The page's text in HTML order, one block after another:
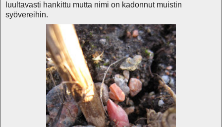
luultavasti hankittu mutta nimi on kadonnut muistin
syövereihin.